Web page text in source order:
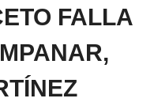
FALLA